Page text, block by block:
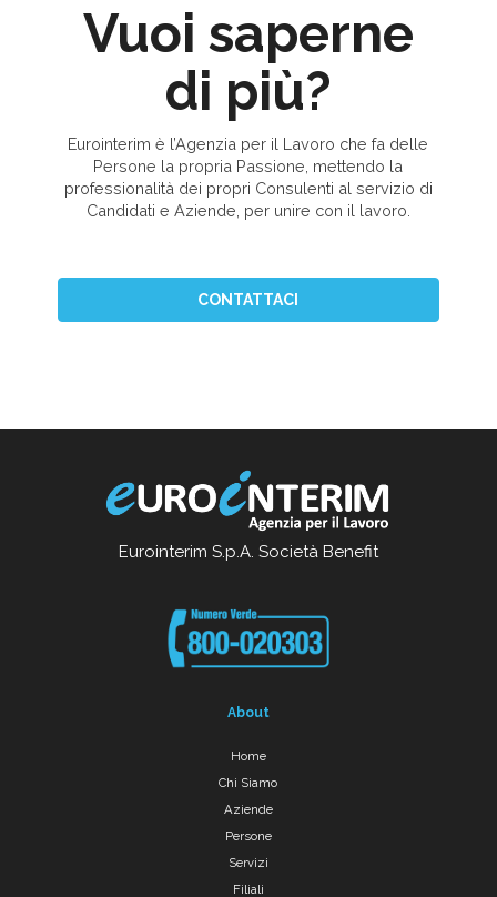
Vuoi saperne
di più?
Eurointerim è l’Agenzia per il Lavoro che fa delle
Persone la propria Passione, mettendo la
professionalità dei propri Consulenti al servizio di
Candidati e Aziende, per unire con il lavoro.
CONTATTACI
Eurointerim S.p.A. Società Benefit
About
Home
Chi Siamo
Aziende
Persone
Servizi
Filiali